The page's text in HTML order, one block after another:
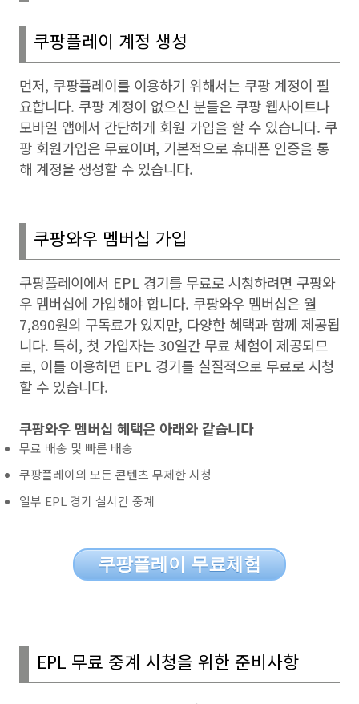
쿠팡플레이 계정 생성
먼저, 쿠팡플레이를 이용하기 위해서는 쿠팡 계정이 필
요합니다. 쿠팡 계정이 없으신 분들은 쿠팡 웹사이트나
모바일 앱에서 간단하게 회원 가입을 할 수 있습니다. 쿠
팡 회원가입은 무료이며, 기본적으로 휴대폰 인증을 통
해 계정을 생성할 수 있습니다.
쿠팡와우 멤버십 가입
쿠팡플레이에서 EPL 경기를 무료로 시청하려면 쿠팡와
우 멤버십에 가입해야 합니다. 쿠팡와우 멤버십은 월
7,890원의 구독료가 있지만, 다양한 혜택과 함께 제공됩
니다. 특히, 첫 가입자는 30일간 무료 체험이 제공되므
로, 이를 이용하면 EPL 경기를 실질적으로 무료로 시청
할 수 있습니다.
쿠팡와우 멤버십 혜택은 아래와 같습니다
무료 배송 및 빠른 배송
쿠팡플레이의 모든 콘텐츠 무제한 시청
일부 EPL 경기 실시간 중계
쿠팡플레이 무료체험
EPL 무료 중계 시청을 위한 준비사항